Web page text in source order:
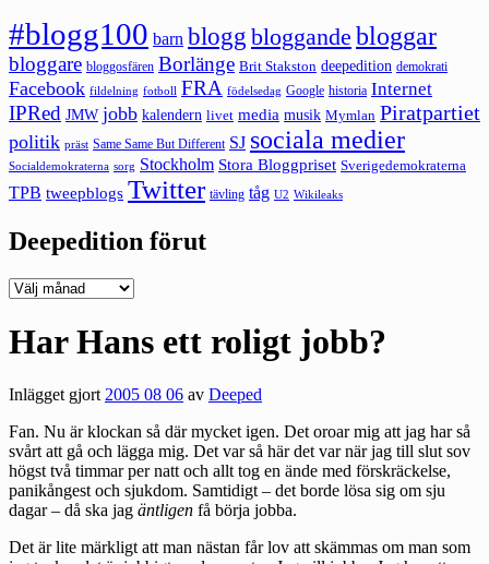
#blogg100 barn blogg bloggande bloggar
bloggare bloggosfären Borlänge Brit Stakston deepedition demokrati
Facebook fildelning fotboll FRA födelsedag Google historia Internet
IPRed JMW jobb kalendern livet media musik Mymlan Piratpartiet
politik präst Same Same But Different SJ sociala medier
Socialdemokraterna sorg Stockholm Stora Bloggpriset Sverigedemokraterna
TPB tweepblogs Twitter tävling tåg U2 Wikileaks
Deepedition förut
Deepedition
Har Hans ett roligt jobb?
Inlägget gjort2005 08 06 av Deeped
Fan. Nu är klockan så där mycket igen. Det oroar mig att jag har så
svårt att gå och lägga mig. Det var så här det var när jag till slut sov
högst två timmar per natt och allt tog en ände med förskräckelse,
panikångest och sjukdom. Samtidigt – det borde lösa sig om sju
dagar – då ska jag äntligen få börja jobba.
Det är lite märkligt att man nästan får lov att skämmas om man som